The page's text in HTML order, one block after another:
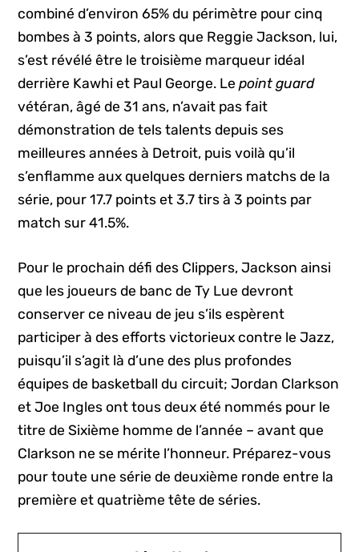
combiné d’environ 65% du périmètre pour cinq
bombes à 3 points, alors que Reggie Jackson, lui,
s’est révélé être le troisième marqueur idéal
derrière Kawhi et Paul George. Lepoint guard
vétéran, âgé de 31 ans, n’avait pas fait
démonstration de tels talents depuis ses
meilleures années à Detroit, puis voilà qu’il
s’enflamme aux quelques derniers matchs de la
série, pour 17.7 points et 3.7 tirs à 3 points par
match sur 41.5%.
Pour le prochain défi des Clippers, Jackson ainsi
que les joueurs de banc de Ty Lue devront
conserver ce niveau de jeu s’ils espèrent
participer à des efforts victorieux contre le Jazz,
puisqu’il s’agit là d’une des plus profondes
équipes de basketball du circuit; Jordan Clarkson
et Joe Ingles ont tous deux été nommés pour le
titre de Sixième homme de l’année – avant que
Clarkson ne se mérite l’honneur. Préparez-vous
pour toute une série de deuxième ronde entre la
première et quatrième tête de séries.